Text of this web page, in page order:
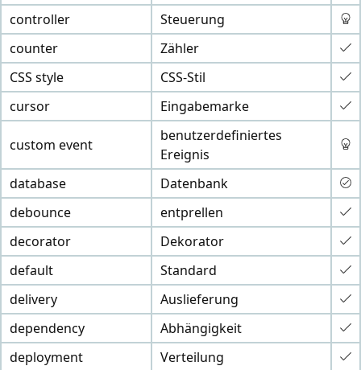
controller
Steuerung
counter
Zähler
CSS style
CSS-Stil
cursor
Eingabemarke
custom event
benutzerdefiniertes
Ereignis
database
Datenbank
debounce
entprellen
decorator
Dekorator
default
Standard
delivery
Auslieferung
dependency
Abhängigkeit
deployment
Verteilung